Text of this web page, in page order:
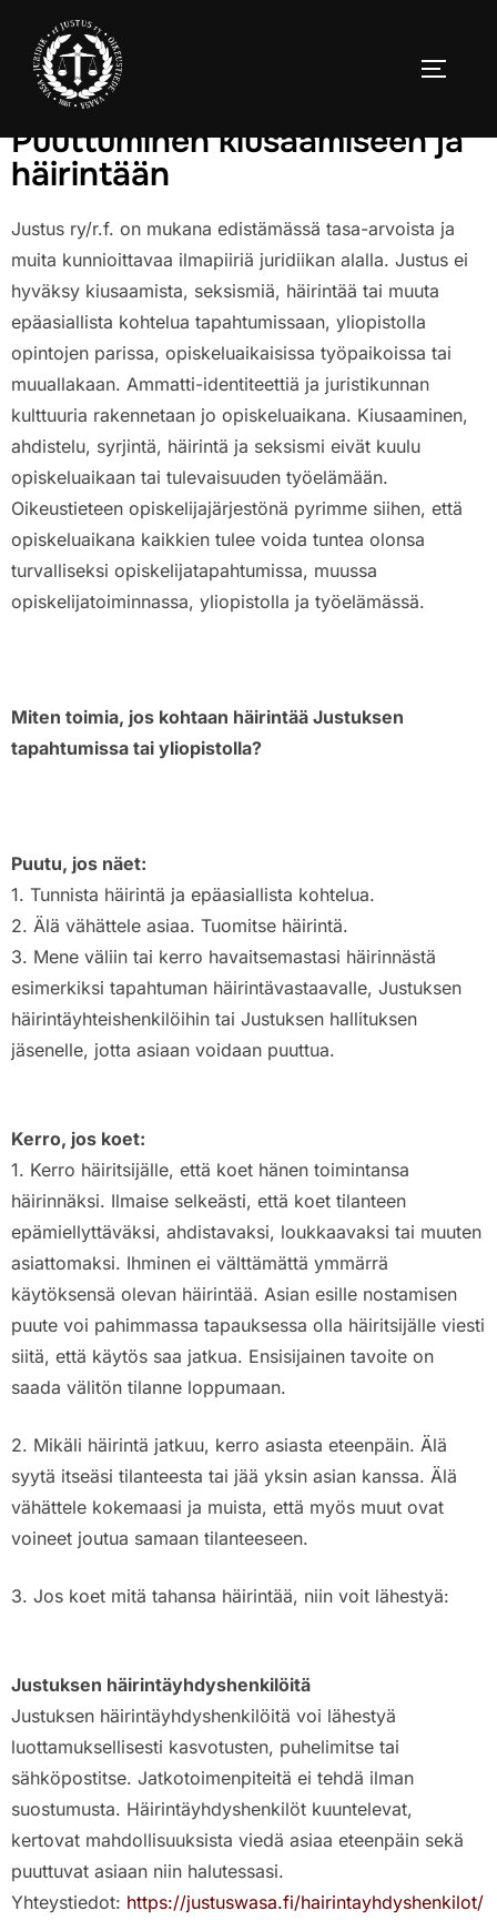
Puuttuminen kiusaamiseen ja
häirintään
Justus ry/r.f. on mukana edistämässä tasa-arvoista ja
muita kunnioittavaa ilmapiiriä juridiikan alalla. Justus ei
hyväksy kiusaamista, seksismiä, häirintää tai muuta
epäasiallista kohtelua tapahtumissaan, yliopistolla
opintojen parissa, opiskeluaikaisissa työpaikoissa tai
muuallakaan. Ammatti-identiteettiä ja juristikunnan
kulttuuria rakennetaan jo opiskeluaikana. Kiusaaminen,
ahdistelu, syrjintä, häirintä ja seksismi eivät kuulu
opiskeluaikaan tai tulevaisuuden työelämään.
Oikeustieteen opiskelijajärjestönä pyrimme siihen, että
opiskeluaikana kaikkien tulee voida tuntea olonsa
turvalliseksi opiskelijatapahtumissa, muussa
opiskelijatoiminnassa, yliopistolla ja työelämässä.
Miten toimia, jos kohtaan häirintää Justuksen
tapahtumissa tai yliopistolla?
Puutu, jos näet:
1. Tunnista häirintä ja epäasiallista kohtelua.
2. Älä vähättele asiaa. Tuomitse häirintä.
3. Mene väliin tai kerro havaitsemastasi häirinnästä
esimerkiksi tapahtuman häirintävastaavalle, Justuksen
häirintäyhteishenkilöihin tai Justuksen hallituksen
jäsenelle, jotta asiaan voidaan puuttua.
Kerro, jos koet:
1. Kerro häiritsijälle, että koet hänen toimintansa
häirinnäksi. Ilmaise selkeästi, että koet tilanteen
epämiellyttäväksi, ahdistavaksi, loukkaavaksi tai muuten
asiattomaksi. Ihminen ei välttämättä ymmärrä
käytöksensä olevan häirintää. Asian esille nostamisen
puute voi pahimmassa tapauksessa olla häiritsijälle viesti
siitä, että käytös saa jatkua. Ensisijainen tavoite on
saada välitön tilanne loppumaan.
2. Mikäli häirintä jatkuu, kerro asiasta eteenpäin. Älä
syytä itseäsi tilanteesta tai jää yksin asian kanssa. Älä
vähättele kokemaasi ja muista, että myös muut ovat
voineet joutua samaan tilanteeseen.
3. Jos koet mitä tahansa häirintää, niin voit lähestyä:
Justuksen häirintäyhdyshenkilöitä
Justuksen häirintäyhdyshenkilöitä voi lähestyä
luottamuksellisesti kasvotusten, puhelimitse tai
sähköpostitse. Jatkotoimenpiteitä ei tehdä ilman
suostumusta. Häirintäyhdyshenkilöt kuuntelevat,
kertovat mahdollisuuksista viedä asiaa eteenpäin sekä
puuttuvat asiaan niin halutessasi.
Yhteystiedot: https://justuswasa.fi/hairintayhdyshenkilot/